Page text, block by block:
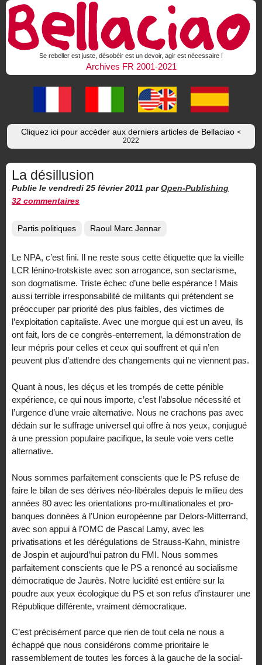
Se rebeller est juste, désobéir est un devoir, agir est nécessaire !
Archives FR 2001-2021
Cliquez ici pour accéder aux derniers articles de Bellaciao <
2022
La désillusion
Publie le vendredi 25 février 2011 par Open-Publishing
32 commentaires
Partis politiques Raoul Marc Jennar
Le NPA, c’est fini. Il ne reste sous cette étiquette que la vieille
LCR lénino-trotskiste avec son arrogance, son sectarisme,
son dogmatisme. Triste échec d’une belle espérance ! Mais
aussi terrible irresponsabilité de militants qui prétendent se
préoccuper par priorité des plus faibles, des victimes de
l’exploitation capitaliste. Avec une morgue qui est un aveu, ils
ont fait, lors de ce congrès-enterrement, la démonstration de
leur mépris pour celles et ceux qui souffrent et qui n’en
peuvent plus d’attendre des changements qui ne viennent pas.
Quant à nous, les déçus et les trompés de cette pénible
expérience, ce qui nous importe, c’est l’absolue nécessité et
l’urgence d’une vraie alternative. Nous ne crachons pas avec
dédain sur le suffrage universel qui offre à nos yeux, conjugué
à une pression populaire pacifique, la seule voie vers cette
alternative.
Nous sommes parfaitement conscients que le PS refuse de
faire le bilan de ses dérives néo-libérales depuis le milieu des
années 80 avec les orientations pro-multinationales et pro-
banques données à l’Union européenne par Delors-Mitterrand,
avec son appui à l’OMC de Pascal Lamy, avec les
privatisations et les dérégulations de Strauss-Kahn, ministre
de Jospin et aujourd’hui patron du FMI. Nous sommes
parfaitement conscients que le PS a renoncé au socialisme
démocratique de Jaurès. Notre lucidité est entière sur la
poudre aux yeux écologique du PS et son refus d’instaurer une
République différente, vraiment démocratique.
C’est précisément parce que rien de tout cela ne nous a
échappé que nous considérons comme prioritaire le
rassemblement de toutes les forces à la gauche de la social-